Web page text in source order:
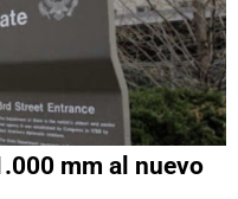
mm al nuevo